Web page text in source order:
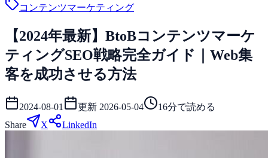
コンテンツマーケティング
【2024年最新】BtoBコンテンツマーケ
ティングSEO戦略完全ガイド｜Web集
客を成功させる方法
2024-08-01 更新 2026-05-04 16分で読める
Share
X LinkedIn